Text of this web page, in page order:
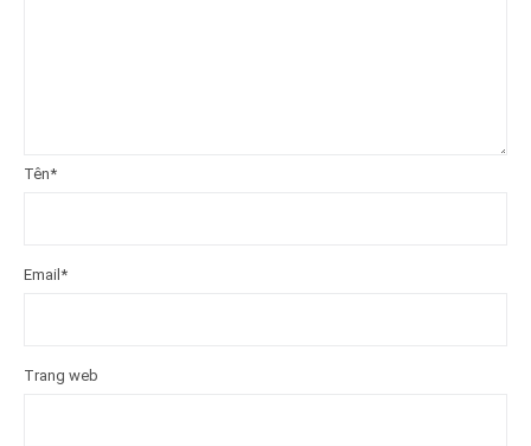
Tên*
Email *
Trang web